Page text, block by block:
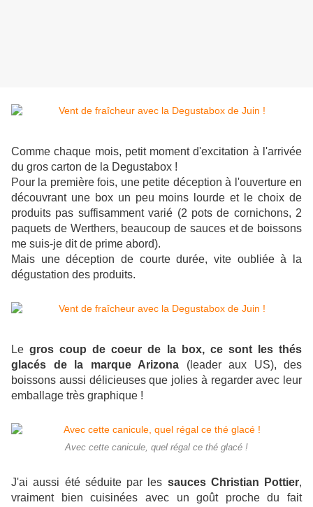
Comme chaque mois, petit moment d'excitation à l'arrivée
du gros carton de la Degustabox !
Pour la première fois, une petite déception à l'ouverture en
découvrant une box un peu moins lourde et le choix de
produits pas suffisamment varié (2 pots de cornichons, 2
paquets de Werthers, beaucoup de sauces et de boissons
me suis-je dit de prime abord).
Mais une déception de courte durée, vite oubliée à la
dégustation des produits.
Legros coup de coeur de la box, ce sont les thés
glacés de la marque Arizona (leader aux US), des
boissons aussi délicieuses que jolies à regarder avec leur
emballage très graphique !
Avec cette canicule, quel régal ce thé glacé !
J'ai aussi été séduite par les sauces Christian Pottier,
vraiment bien cuisinées avec un goût proche du fait